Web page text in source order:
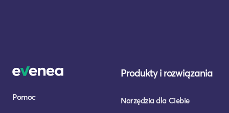
Pomoc
Produkty i rozwiązania
Narzędzia dla Ciebie